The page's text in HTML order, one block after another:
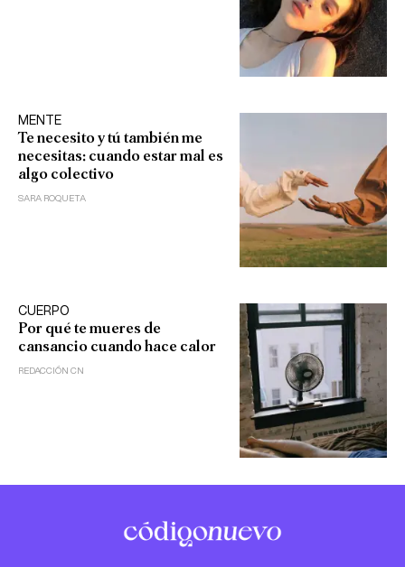
MENTE
Te necesito y tú también me
necesitas: cuando estar mal es
algo colectivo
SARA ROQUETA
CUERPO
Por qué te mueres de
cansancio cuando hace calor
REDACCIÓN CN